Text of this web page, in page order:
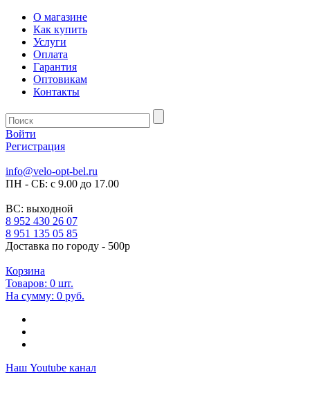
О магазине
Как купить
Услуги
Оплата
Гарантия
Оптовикам
Контакты
Войти
Регистрация
info@velo-opt-bel.ru
ПН - СБ: с 9.00 до 17.00
ВС: выходной
8 952 430 26 07
8 951 135 05 85
Доставка по городу - 500р
Корзина
Товаров: 0 шт.
На сумму: 0 руб.
Наш Youtube канал